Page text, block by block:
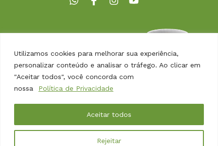
Utilizamos cookies para melhorar sua experiência,
personalizar conteúdo e analisar o tráfego. Ao clicar em
"Aceitar todos", você concorda com
nossa
Política de Privacidade
Rejeitar
Aceitar todos
Copyright © 2026 | Dona Nena Alimentos
Desenvolvido por Agência Arbor